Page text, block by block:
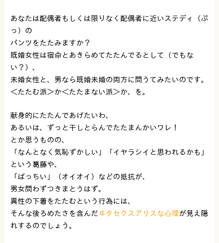
あなたは配偶者もしくは限りなく配偶者に近いステディ（ぷ
っ）の
パンツをたたみますか？
既婚女性は宿命とあきらめてたたんでるとして（でもな
い？）、
未婚女性と、男なら既婚未婚の両方に問うてみたいのです。
＜たたむ派＞か＜たたまない派＞か、を。
献身的にたたんであげたいわ、
あるいは、ずっと干しとらんでたたまんかいワレ！
とか思うものの、
「なんとなく気恥ずかしい」「イヤラシイと思われるかも」
という葛藤や、
「ばっちい」（オイオイ）などの抵抗が、
男女問わずつきまとうはず。
異性の下着をたたむという行為には、
そんな後ろめたさを含んだヰタセクスアリスな心理が見え隠
れするのでしょう。